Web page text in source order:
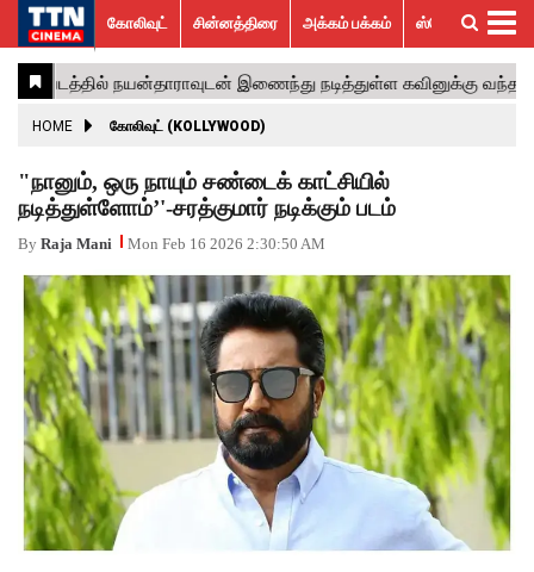
கோலிவுட்
சின்னத்திரை
பாலிவுட்
ஹாலிவுட்
அக்கம்
பக்கம்
ஸ்பெஷல்
ஸ்டோரீஸ்
விமர்சனம்
GALLERY
ACTRESS
ACTORS
MOVIESTILLS
EVENTS
VIDEOS
What’s
Hot
Trending
News
கோலிவுட் சின்னத்திரை அக்கம் பக்கம் ஸ்பெஷல் ஸ்டோரீஸ்
HOME கோலிவுட் (KOLLYWOOD)
"நானும், ஒரு நாயும் சண்டைக் காட்சியில்
நடித்துள்ளோம்’'-சரத்குமார் நடிக்கும் படம்
By Raja Mani Mon Feb 16 2026 2:30:50 AM